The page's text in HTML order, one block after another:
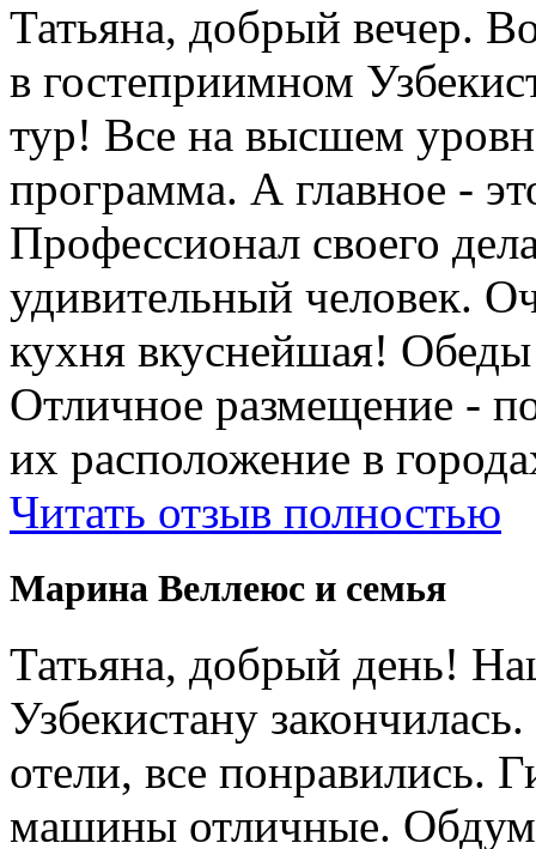
Татьяна, добрый вечер.
в гостеприимном
тур! Все на высшем
программа. А главное -
Профессионал своего
удивительный человек.
кухня вкуснейшая!
Отличное размещение -
их расположение в
Читать отзыв полностью
Марина Веллеюс и семья
Татьяна, добрый день!
Узбекистану
отели, все понравились.
машины отличные.